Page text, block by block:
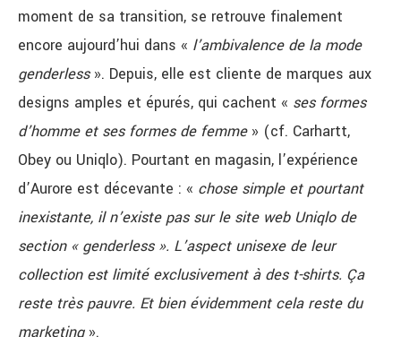
moment de sa transition, se retrouve finalement
encore aujourd’hui dans « l’ambivalence de la mode
genderless ». Depuis, elle est cliente de marques aux
designs amples et épurés, qui cachent « ses formes
d’homme et ses formes de femme» (cf. Carhartt,
Obey ou Uniqlo). Pourtant en magasin, l’expérience
d’Aurore est décevante : « chose simple et pourtant
inexistante, il n’existe pas sur le site web Uniqlo de
section « genderless ». L’aspect unisexe de leur
collection est limité exclusivement à des t-shirts. Ça
reste très pauvre. Et bien évidemment cela reste du
marketing».